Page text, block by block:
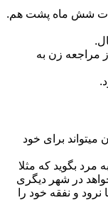
شش ماه پشت هم.
مراجعه زن به
میتواند برای خود
مرد بگوید که مثلا
در شهر دیگری
و نفقه خود را